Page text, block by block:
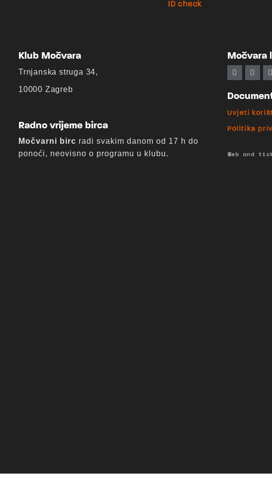
Klub Močvara
Trnjanska struga 34,
10000 Zagreb
Radno vrijeme birca
Močvarni birc radi svakim danom od 17 h do
ponoći, neovisno o programu u klubu.
Močvara
Uvjeti
Politika
Web and